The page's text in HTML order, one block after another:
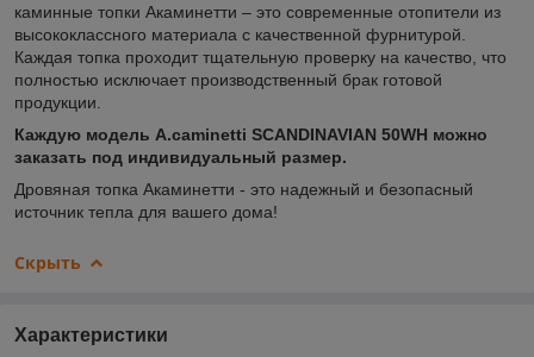
каминные топки Акаминетти – это современные отопители из
высококлассного материала с качественной фурнитурой.
Каждая топка проходит тщательную проверку на качество, что
полностью исключает производственный брак готовой
продукции.
Каждую модель A.caminetti SCANDINAVIAN 50WH можно
заказать под индивидуальный размер.
Дровяная топка Акаминетти - это надежный и безопасный
источник тепла для вашего дома!
Скрыть
Характеристики